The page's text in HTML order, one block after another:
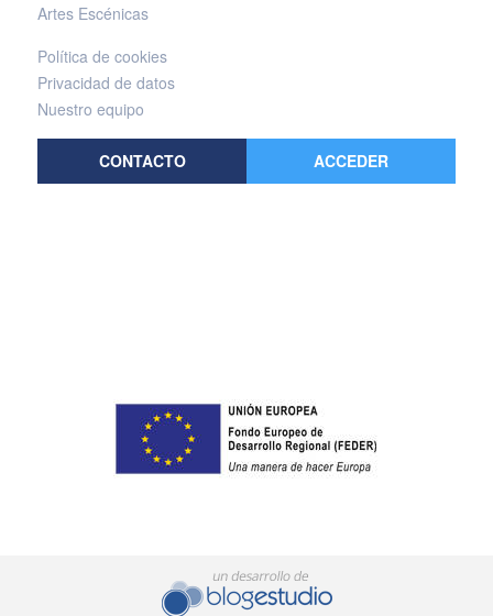
Artes Escénicas
Política de cookies
Privacidad de datos
Nuestro equipo
CONTACTO ACCEDER